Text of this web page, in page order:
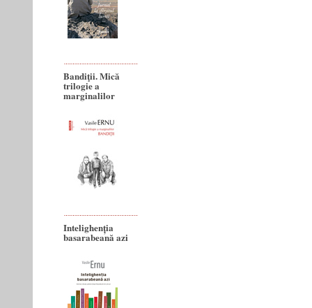
Bandiţii. Mică
trilogie a
marginalilor
Intelighenția
basarabeană azi